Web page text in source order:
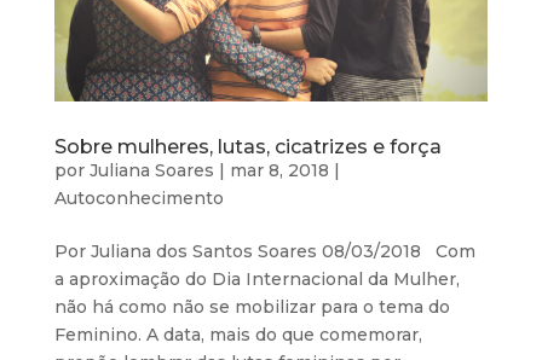
Sobre mulheres, lutas, cicatrizes e força
por Juliana Soares | mar 8, 2018 |
Autoconhecimento
Por Juliana dos Santos Soares 08/03/2018 Com
a aproximação do Dia Internacional da Mulher,
não há como não se mobilizar para o tema do
Feminino. A data, mais do que comemorar,